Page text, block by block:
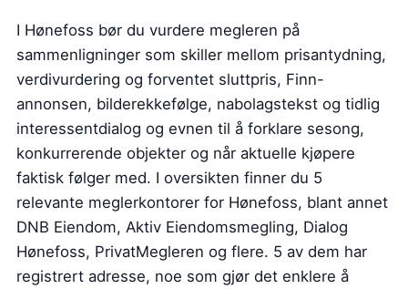
I Hønefoss bør du vurdere megleren på
sammenligninger som skiller mellom prisantydning,
verdivurdering og forventet sluttpris, Finn-
annonsen, bilderekkefølge, nabolagstekst og tidlig
interessentdialog og evnen til å forklare sesong,
konkurrerende objekter og når aktuelle kjøpere
faktisk følger med. I oversikten finner du 5
relevante meglerkontorer for Hønefoss, blant annet
DNB Eiendom, Aktiv Eiendomsmegling, Dialog
Hønefoss, PrivatMegleren og flere. 5 av dem har
registrert adresse, noe som gjør det enklere å